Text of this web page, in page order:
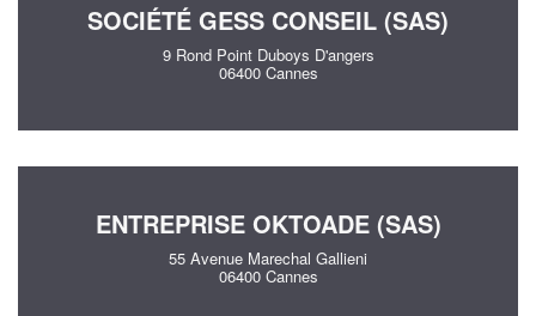
SOCIÉTÉ GESS CONSEIL (SAS)
9 Rond Point Duboys D'angers
06400 Cannes
ENTREPRISE OKTOADE (SAS)
55 Avenue Marechal Gallieni
06400 Cannes